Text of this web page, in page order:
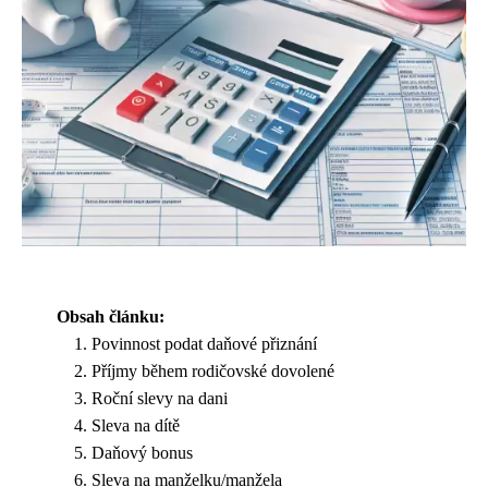
Obsah článku:
Povinnost podat daňové přiznání
Příjmy během rodičovské dovolené
Roční slevy na dani
Sleva na dítě
Daňový bonus
Sleva na manželku/manžela